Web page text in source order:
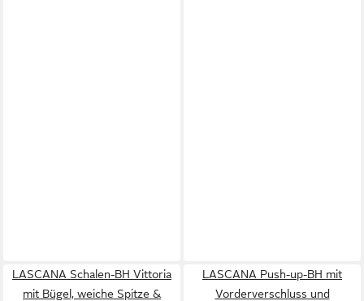
LASCANA Schalen-BH Vittoria
mit Bügel, weiche Spitze &
LASCANA Push-up-BH mit
Vorderverschluss und